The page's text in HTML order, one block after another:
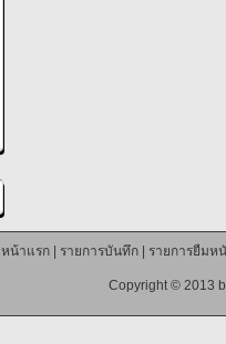
หน้าแรก| รายการบันทึก| รายการยืมห
Copyright © 2013